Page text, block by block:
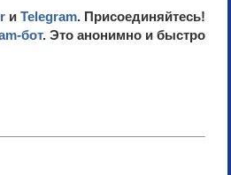
и Telegram. Присоединяйтесь!
бот. Это анонимно и быстро